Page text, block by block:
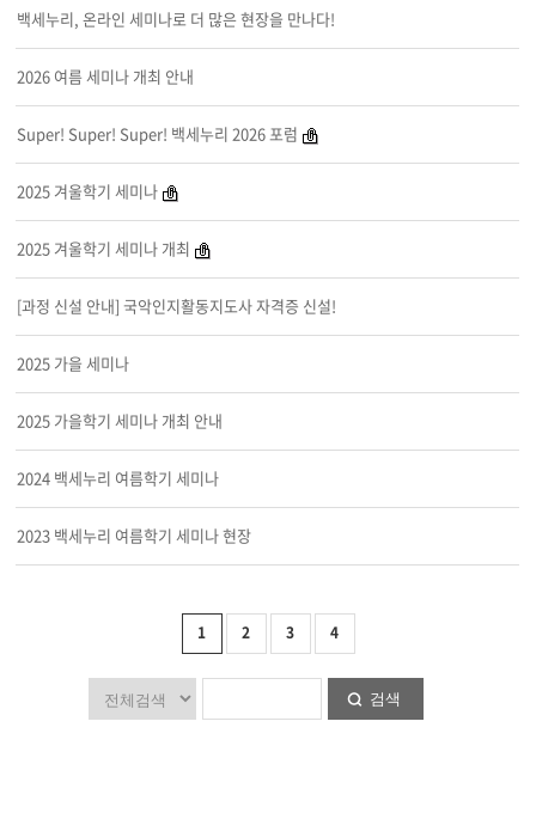
백세누리, 온라인 세미나로 더 많은 현장을 만나다!
2026 여름 세미나 개최 안내
Super! Super! Super! 백세누리 2026 포럼
2025 겨울학기 세미나
2025 겨울학기 세미나 개최
[과정 신설 안내] 국악인지활동지도사 자격증 신설!
2025 가을 세미나
2025 가을학기 세미나 개최 안내
2024 백세누리 여름학기 세미나
2023 백세누리 여름학기 세미나 현장
1 2 3 4
검색